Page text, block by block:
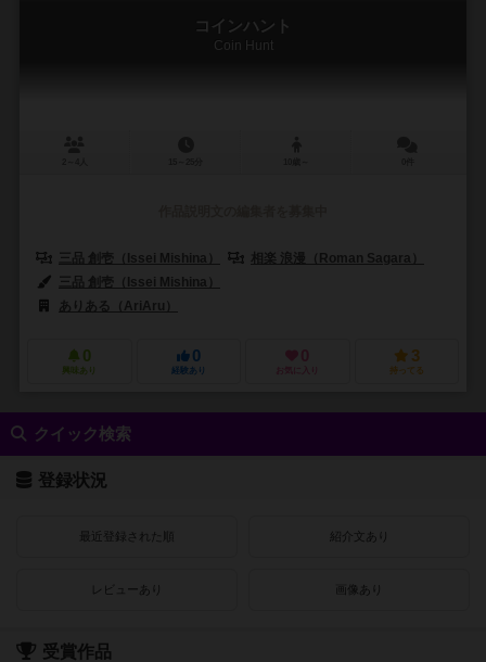
コインハント
Coin Hunt
三品 創壱（Issei Mishina）
相楽 浪漫（Roman Sagara）
三品 創壱（Issei Mishina）
ありある（AriAru）
0
興味あり
0
経験あり
0
お気に入り
3
持ってる
クイック検索
登録状況
最近登録された順 紹介文あり
レビューあり 画像あり
受賞作品